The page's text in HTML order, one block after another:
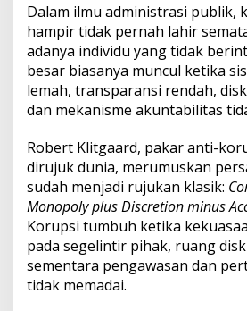
Dalam ilmu administrasi publik,
hampir tidak pernah lahir
adanya individu yang tidak
besar biasanya muncul ketika
lemah, transparansi rendah,
dan mekanisme akuntabilitas
Robert Klitgaard, pakar anti-
dirujuk dunia, merumuskan
sudah menjadi rujukan klasik:
Monopoly plus Discretion minus
Korupsi tumbuh ketika
pada segelintir pihak, ruang
sementara pengawasan dan
tidak memadai.